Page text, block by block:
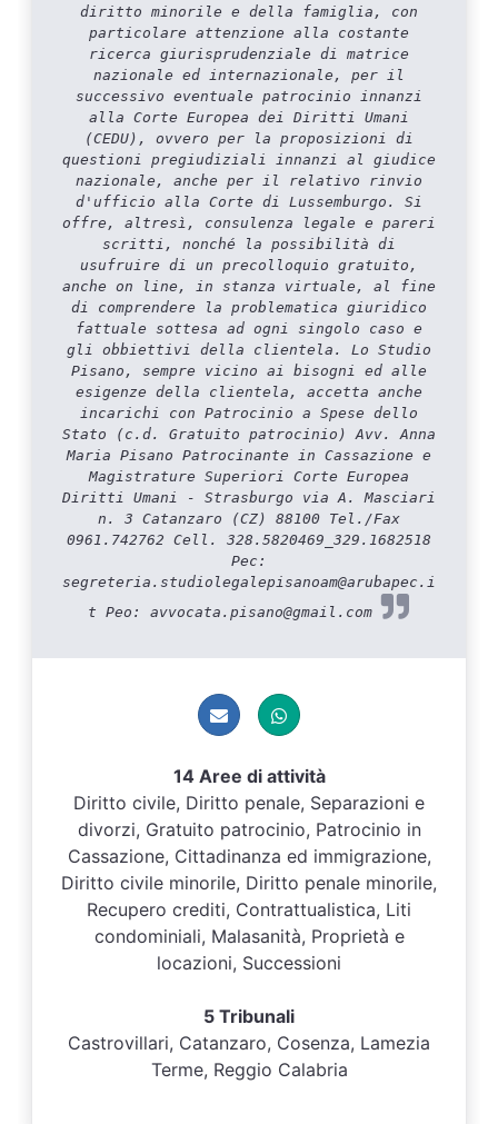
diritto minorile e della famiglia, con
particolare attenzione alla costante
ricerca giurisprudenziale di matrice
nazionale ed internazionale, per il
successivo eventuale patrocinio innanzi
alla Corte Europea dei Diritti Umani
(CEDU), ovvero per la proposizioni di
questioni pregiudiziali innanzi al giudice
nazionale, anche per il relativo rinvio
d'ufficio alla Corte di Lussemburgo. Si
offre, altresì, consulenza legale e pareri
scritti, nonché la possibilità di
usufruire di un precolloquio gratuito,
anche on line, in stanza virtuale, al fine
di comprendere la problematica giuridico
fattuale sottesa ad ogni singolo caso e
gli obbiettivi della clientela. Lo Studio
Pisano, sempre vicino ai bisogni ed alle
esigenze della clientela, accetta anche
incarichi con Patrocinio a Spese dello
Stato (c.d. Gratuito patrocinio) Avv. Anna
Maria Pisano Patrocinante in Cassazione e
Magistrature Superiori Corte Europea
Diritti Umani - Strasburgo via A. Masciari
n. 3 Catanzaro (CZ) 88100 Tel./Fax
0961.742762 Cell. 328.5820469_329.1682518
Pec:
segreteria.studiolegalepisanoam@arubapec.i
t Peo: avvocata.pisano@gmail.com
14 Aree di attività
Diritto civile, Diritto penale, Separazioni e
divorzi, Gratuito patrocinio, Patrocinio in
Cassazione, Cittadinanza ed immigrazione,
Diritto civile minorile, Diritto penale minorile,
Recupero crediti, Contrattualistica, Liti
condominiali, Malasanità, Proprietà e
locazioni, Successioni
5 Tribunali
Castrovillari, Catanzaro, Cosenza, Lamezia
Terme, Reggio Calabria